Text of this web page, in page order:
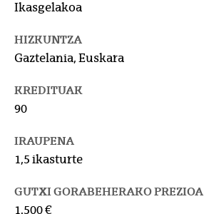
Ikasgelakoa
HIZKUNTZA
Gaztelania, Euskara
KREDITUAK
90
IRAUPENA
1,5 ikasturte
GUTXI GORABEHERAKO PREZIOA
1.500 €